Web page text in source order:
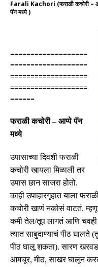
Farali Kachori (फराळी कचोरी –
पॅन मध्ये )
===================
===================
===================
===================
======
फराळी कचोरी–आप्पे पॅन
मध्ये
उपासाच्या दिवशी फराळी
कचोरी खायला मिळाली तर
उपास छान साजरा होतो.
काही उपाहारगृहात याला
कचोरी खाणं नकोसं वाटतं.
कमी तेल/तूप लागतं आणि
त्यात साबुदाण्याचं पीठ घालते(
पीठ घालू शकता).सारण
आमचूर,मीठ,साखर घालून